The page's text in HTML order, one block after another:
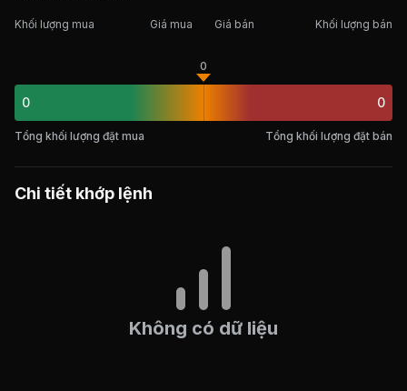
Khối lượng mua Giá mua Giá bán Khối lượng bán
0
0
0
Tổng khối lượng đặt mua Tổng khối lượng đặt bán
Chi tiết khớp lệnh
Không có dữ liệu